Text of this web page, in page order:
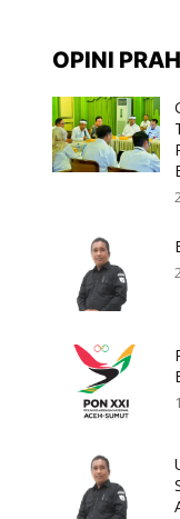
OPINI